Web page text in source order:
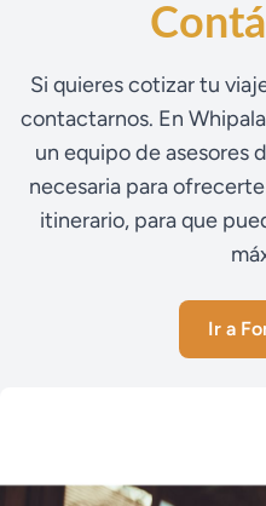
Si quieres cotizar tu
contactarnos. En
un equipo de asesores
necesaria para
itinerario, para que
Ir a